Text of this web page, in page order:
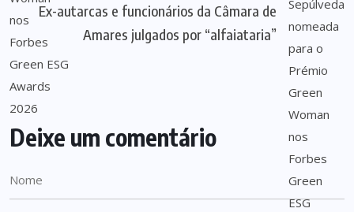
Ex-autarcas e funcionários da Câmara de
Amares julgados por “alfaiataria”
Deixe um comentário